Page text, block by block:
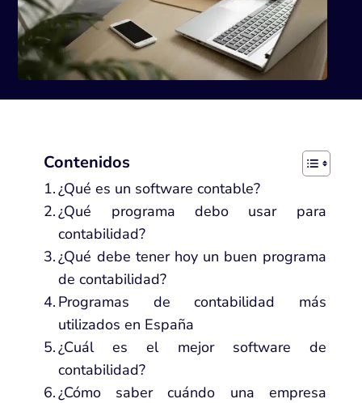
Contenidos
¿Qué es un software contable?
¿Qué programa debo usar para
contabilidad?
¿Qué debe tener hoy un buen programa
de contabilidad?
Programas de contabilidad más
utilizados en España
¿Cuál es el mejor software de
contabilidad?
¿Cómo saber cuándo una empresa